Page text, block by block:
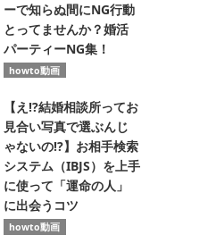
ーで知らぬ間にNG行動
とってませんか？婚活
パーティーNG集！
howto動画
【え!?結婚相談所ってお
見合い写真で選ぶんじ
ゃないの!?】お相手検索
システム（IBJS）を上手
に使って「運命の人」
に出会うコツ
howto動画